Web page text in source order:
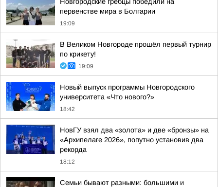
первенстве мира в Болгарии
19:09
В Великом Новгороде прошёл первый турнир
по крикету!
19:09
Новый выпуск программы Новгородского
университета «Что нового?»
18:42
НовГУ взял два «золота» и две «бронзы» на
«Архипелаге 2026», попутно установив два
рекорда
18:12
Семьи бывают разными: большими и